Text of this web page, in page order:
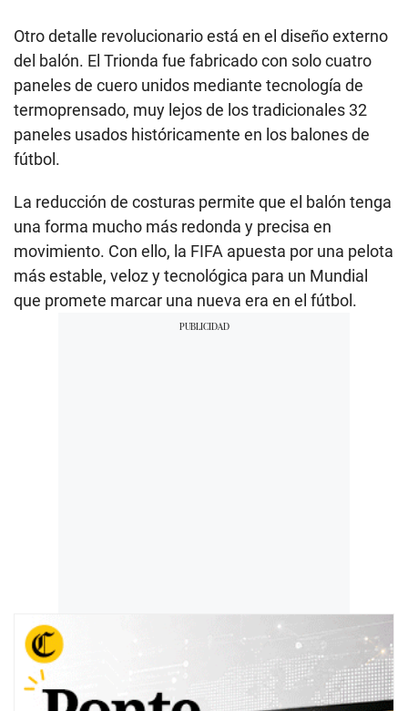
Otro detalle revolucionario está en el diseño externo
del balón. El Trionda fue fabricado con solo cuatro
paneles de cuero unidos mediante tecnología de
termoprensado, muy lejos de los tradicionales 32
paneles usados históricamente en los balones de
fútbol.
La reducción de costuras permite que el balón tenga
una forma mucho más redonda y precisa en
movimiento. Con ello, la FIFA apuesta por una pelota
más estable, veloz y tecnológica para un Mundial
que promete marcar una nueva era en el fútbol.